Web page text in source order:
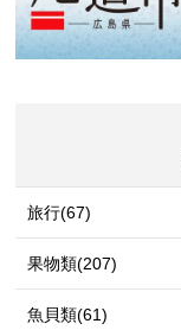
旅行(67)
果物類(207)
魚貝類(61)